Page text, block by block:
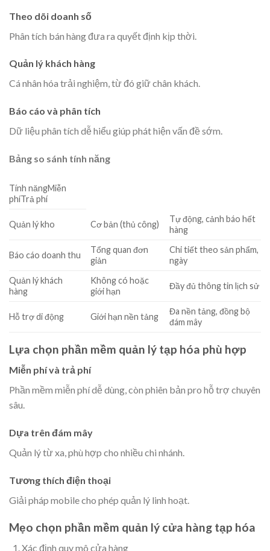
Theo dõi doanh số
Phân tích bán hàng đưa ra quyết định kịp thời.
Quản lý khách hàng
Cá nhân hóa trải nghiệm, từ đó giữ chân khách.
Báo cáo và phân tích
Dữ liệu phân tích dễ hiểu giúp phát hiện vấn đề sớm.
Bảng so sánh tính năng
Tính năngMiễn
phíTrả phí
Quản lý kho Cơ bản (thủ công)
Tự động, cảnh báo hết
hàng
Báo cáo doanh thu
Tổng quan đơn
giản
Chi tiết theo sản phẩm,
ngày
Quản lý khách
hàng
Không có hoặc
giới hạn
Đầy đủ thông tin lịch sử
Hỗ trợ di động Giới hạn nền tảng
Đa nền tảng, đồng bộ
đám mây
Lựa chọn phần mềm quản lý tạp hóa phù hợp
Miễn phí và trả phí
Phần mềm miễn phí dễ dùng, còn phiên bản pro hỗ trợ chuyên
sâu.
Dựa trên đám mây
Quản lý từ xa, phù hợp cho nhiều chi nhánh.
Tương thích điện thoại
Giải pháp mobile cho phép quản lý linh hoạt.
Mẹo chọn phần mềm quản lý cửa hàng tạp hóa
Xác định quy mô cửa hàng